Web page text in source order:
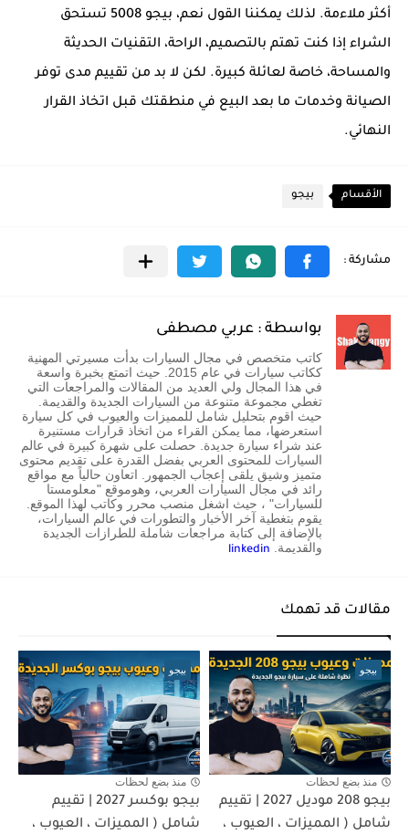
أكثر ملاءمة. لذلك يمكننا القول نعم، بيجو 5008 تستحق
الشراء إذا كنت تهتم بالتصميم، الراحة، التقنيات الحديثة
والمساحة، خاصة لعائلة كبيرة. لكن لا بد من تقييم مدى توفر
الصيانة وخدمات ما بعد البيع في منطقتك قبل اتخاذ القرار
النهائي.
الأقسام بيجو
بواسطة : عربي مصطفى
كاتب متخصص في مجال السيارات بدأت مسيرتي المهنية
ككاتب سيارات في عام 2015. حيث اتمتع بخبرة واسعة
في هذا المجال ولي العديد من المقالات والمراجعات التي
تغطي مجموعة متنوعة من السيارات الجديدة والقديمة.
حيث اقوم بتحليل شامل للمميزات والعيوب في كل سيارة
استعرضها، مما يمكن القراء من اتخاذ قرارات مستنيرة
عند شراء سيارة جديدة. حصلت على شهرة كبيرة في عالم
السيارات للمحتوى العربي بفضل القدرة على تقديم محتوى
متميز وشيق يلقى إعجاب الجمهور. اتعاون حالياً مع مواقع
رائد في مجال السيارات العربي، وهوموقع "معلومستا
للسيارات" ، حيث اشغل منصب محرر وكاتب لهذا الموقع.
يقوم بتغطية آخر الأخبار والتطورات في عالم السيارات،
بالإضافة إلى كتابة مراجعات شاملة للطرازات الجديدة
والقديمة. linkedin
مقالات قد تهمك
بيجو
منذ بضع لحظات
بيجو 208 موديل 2027 | تقييم
شامل ( المميزات ، العيوب ،
بيجو
منذ بضع لحظات
بيجو بوكسر 2027 | تقييم
شامل ( المميزات ، العيوب ،